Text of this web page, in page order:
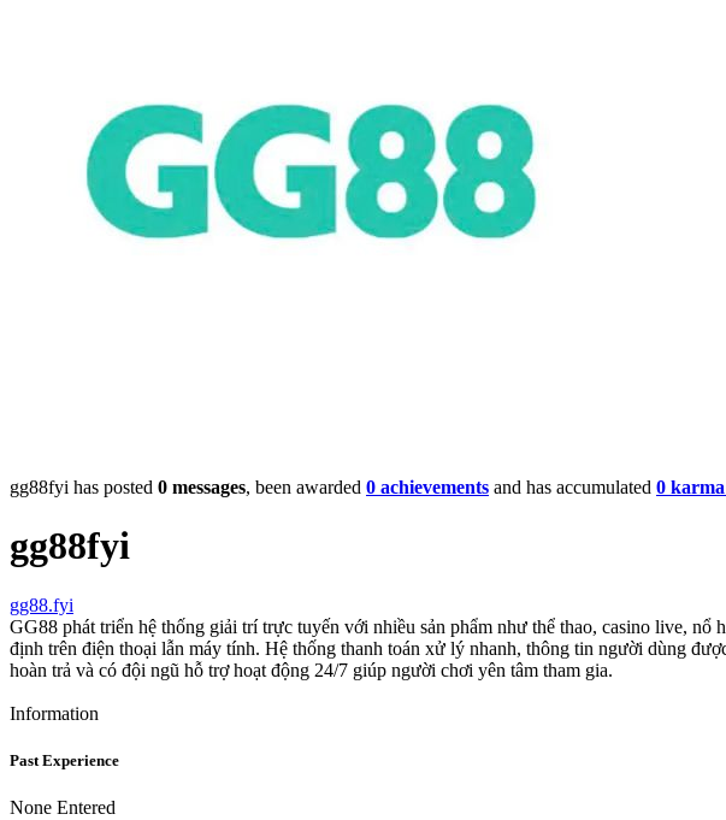
gg88fyi has posted 0 messages, been awarded 0 achievements and has accumulated 0
gg88fyi
gg88.fyi
GG88 phát triển hệ thống giải trí trực tuyến với nhiều sản phẩm như thể thao, casino live,
định trên điện thoại lẫn máy tính. Hệ thống thanh toán xử lý nhanh, thông tin người dùng
hoàn trả và có đội ngũ hỗ trợ hoạt động 24/7 giúp người chơi yên tâm tham gia.
Information
Past Experience
None Entered